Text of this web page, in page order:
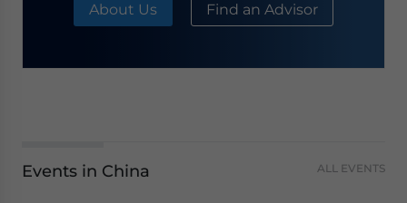
About Us Find an Advisor
Events in China ALL EVENTS